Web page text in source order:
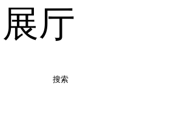
厅
搜索